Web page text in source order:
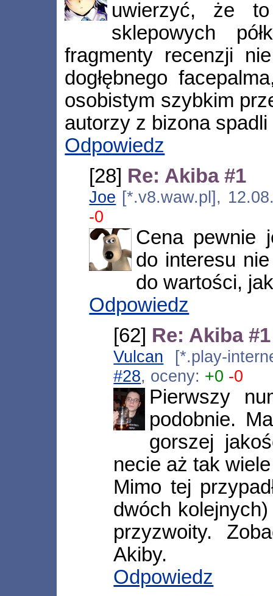
uwierzyć, że
sklepowych
fragmenty recenzji
dogłębnego
osobistym szybkim
autorzy z bizona spadli
Odpowiedz
[28] Re: Akiba #1
Joe [*.v8.waw.pl],
-0
Cena pewnie
do interesu
do wartości,
Odpowiedz
[62] Re: Akiba #1
Vulcan [*.play-
#28, oceny: +0 -0
Pierwszy
podobnie.
gorszej
necie aż tak
Mimo tej
dwóch
przyzwoity.
Akiby.
Odpowiedz